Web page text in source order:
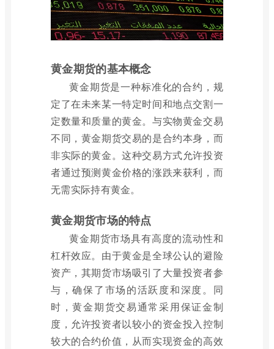
黄金期货的基本概念
黄金期货是一种标准化的合约，规
定了在未来某一特定时间和地点交割一
定数量和质量的黄金。与实物黄金交易
不同，黄金期货交易的是合约本身，而
非实际的黄金。这种交易方式允许投资
者通过预测黄金价格的涨跌来获利，而
无需实际持有黄金。
黄金期货市场的特点
黄金期货市场具有高度的流动性和
杠杆效应。由于黄金是全球公认的避险
资产，其期货市场吸引了大量投资者参
与，确保了市场的活跃度和深度。同
时，黄金期货交易通常采用保证金制
度，允许投资者以较小的资金投入控制
较大的合约价值，从而实现资金的高效